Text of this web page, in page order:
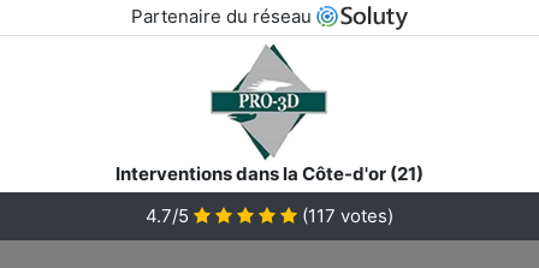
Partenaire du réseau
Interventions dans la Côte-d'or (21)
4.7/5
(117 votes)